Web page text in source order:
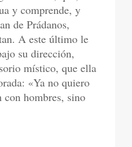
y comprende, y
de Prádanos,
A este último le
su dirección,
místico, que ella
«Ya no quiero
con hombres, sino